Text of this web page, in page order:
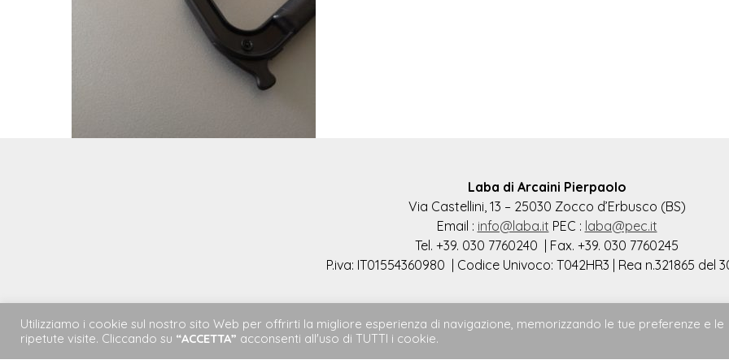
Laba di Arcaini Pierpaolo
Via Castellini, 13 – 25030 Zocco d’Erbusco (BS)
Email : info@laba.it PEC : laba@pec.it
Tel. +39. 030 7760240 | Fax. +39. 030 7760245
P.iva: IT01554360980 | Codice Univoco: T042HR3 | Rea n.321865 del
Privacy Policy |Terms & Conditions
Utilizziamo i cookie sul nostro sito Web per offrirti la migliore esperienza di navigazione, memorizzando le tue preferenze e le
ripetute visite. Cliccando su “ACCETTA” acconsenti all'uso di TUTTI i cookie.